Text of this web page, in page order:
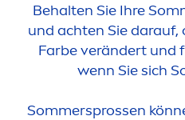
Behalten Sie Ihre
und achten Sie darauf,
Farbe verändert und
wenn Sie sich
Sommersprossen